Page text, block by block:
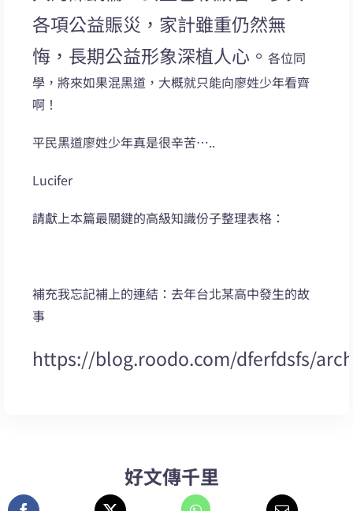
各項公益賑災，家計雖重仍然無
悔，長期公益形象深植人心。各位同
學，將來如果混黑道，大概就只能向廖姓少年看齊
啊！
平民黑道廖姓少年真是很辛苦…..
Lucifer
請獻上本篇最關鍵的高級知識份子整理表格：
補充我忘記補上的連結：去年台北某高中發生的故
事
https://blog.roodo.com/dferfdsfs/
好文傳千里